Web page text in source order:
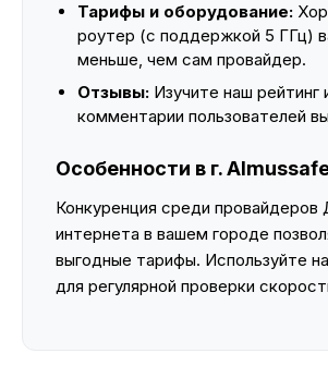
Тарифы и оборудование:
роутер (с поддержкой 5 ГГц)
меньше, чем сам провайдер.
Отзывы: Изучите наш рейтинг
комментарии пользователей
Особенности в г.
Конкуренция среди
интернета в вашем городе
выгодные тарифы. Используйте
для регулярной проверки